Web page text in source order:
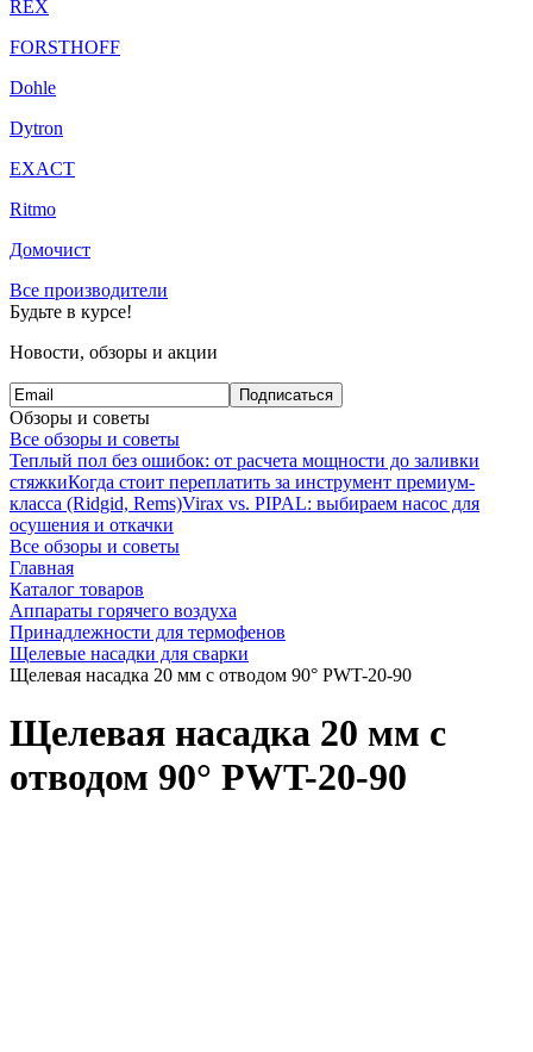
REX
FORSTHOFF
Dohle
Dytron
EXACT
Ritmo
Домочист
Все производители
Будьте в курсе!
Новости, обзоры и акции
Подписаться
Обзоры и советы
Все обзоры и советы
Теплый пол без ошибок: от расчета мощности до заливки
стяжкиКогда стоит переплатить за инструмент премиум-
класса (Ridgid, Rems)Virax vs. PIPAL: выбираем насос для
осушения и откачки
Все обзоры и советы
Главная
Каталог товаров
Аппараты горячего воздуха
Принадлежности для термофенов
Щелевые насадки для сварки
Щелевая насадка 20 мм с отводом 90° PWT-20-90
Щелевая насадка 20 мм с
отводом 90° PWT-20-90